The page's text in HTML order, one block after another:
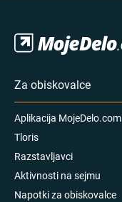
Za obiskovalce
Aplikacija MojeDelo.com
Tloris
Razstavljavci
Aktivnosti na sejmu
Napotki za obiskovalce